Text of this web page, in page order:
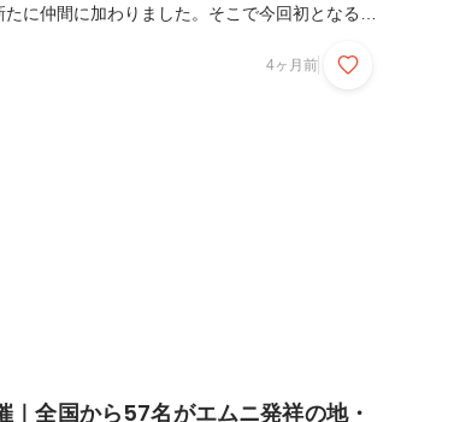
に仲間に加わりました。そこで今回初となる、
て、徹底レポートをお届けします📣開式の辞待
越しに全国のメンバーが集まります代表取締役
4ヶ月前
｜全国から57名がエムニ発祥の地・